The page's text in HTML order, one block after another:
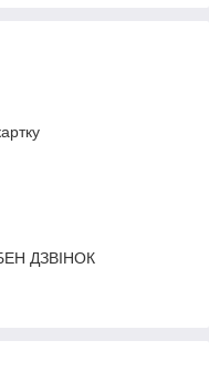
ДЗВІНОК